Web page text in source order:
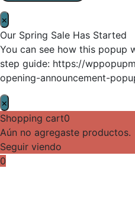
×
Our Spring Sale Has Started
You can see how this popup
step guide: https://
opening-announcement-
×
Shopping cart0
Aún no agregaste productos.
Seguir viendo
0